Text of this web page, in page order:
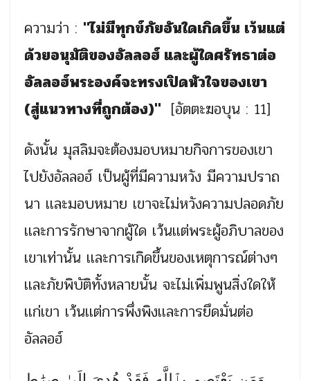
ความว่า : "ไม่มีทุกข์ภัยอันใดเกิดขึ้น เว้นแต่
ด้วยอนุมัติของอัลลอฮ์ และผู้ใดศรัทธาต่อ
อัลลอฮ์พระองค์จะทรงเปิดหัวใจของเขา
(สู่แนวทางที่ถูกต้อง)" [อัตตะฆอบุน : 11]
ดังนั้น มุสลิมจะต้องมอบหมายกิจการของเขา
ไปยังอัลลอฮ์ เป็นผู้ที่มีความหวัง มีความปราถ
นา เเละมอบหมาย เขาจะไม่หวังความปลอดภัย
เเละการรักษาจากผู้ใด เว้นเเต่พระผู้อภิบาลของ
เขาเท่านั้น เเละการเกิดขึ้นของเหตุการณ์ต่างๆ
เเละภัยพิบัติทั้งหลายนั้น จะไม่เพิ่มพูนสิ่งใดให้
เเก่เขา เว้นเเต่การพึ่งพิงเเละการยึดมั่นต่อ
อัลลอฮ์